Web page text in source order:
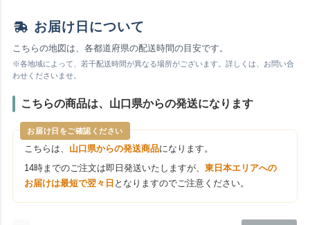
お届け日について
こちらの地図は、各都道府県の配送時間の目安です。
※各地域によって、若干配送時間が異なる場所がございます。詳しくは、お問い合
わせくださいませ。
こちらの商品は、山口県からの発送になります
お届け日をご確認ください
こちらは、 山口県からの発送商品になります。
14時までのご注文は即日発送いたしますが、東日本エリアへの
お届けは最短で翌々日 となりますのでご注意ください。